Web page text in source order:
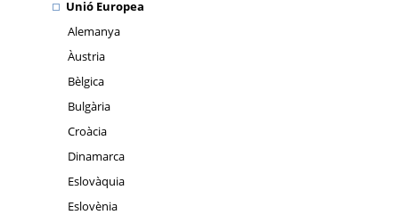
Unió Europea
Alemanya
Àustria
Bèlgica
Bulgària
Croàcia
Dinamarca
Eslovàquia
Eslovènia